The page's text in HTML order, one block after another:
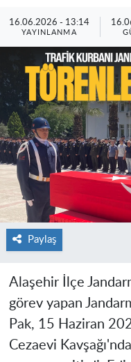
16.06.2026 - 13:14
YAYINLANMA
Paylaş
Alaşehir İlçe
görev yapan
Pak, 15 Haziran
Cezaevi
Resmi İlanlar
Haber Arşivi